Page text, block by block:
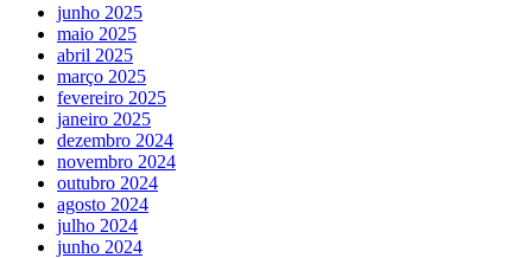
junho 2025
maio 2025
abril 2025
março 2025
fevereiro 2025
janeiro 2025
dezembro 2024
novembro 2024
outubro 2024
agosto 2024
julho 2024
junho 2024